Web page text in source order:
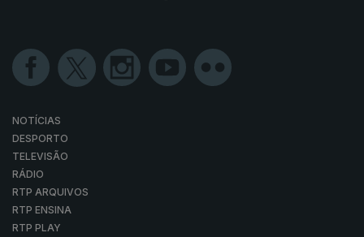
NOTÍCIAS
DESPORTO
TELEVISÃO
RÁDIO
RTP ARQUIVOS
RTP ENSINA
RTP PLAY